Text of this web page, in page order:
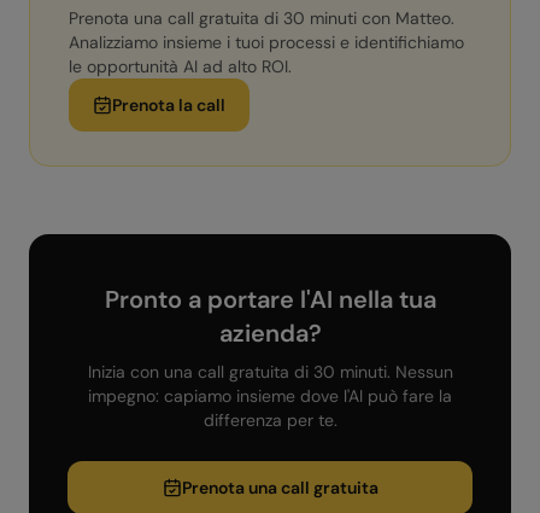
Prenota una call gratuita di 30 minuti con Matteo.
Analizziamo insieme i tuoi processi e identifichiamo
le opportunità AI ad alto ROI.
Prenota la call
Pronto a portare l'AI nella tua
azienda?
Inizia con una call gratuita di 30 minuti. Nessun
impegno: capiamo insieme dove l'AI può fare la
differenza per te.
Prenota una call gratuita